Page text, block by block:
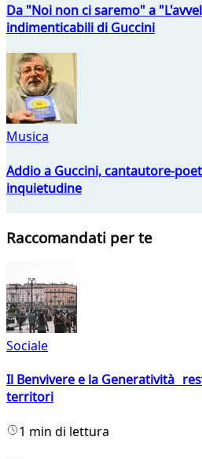
Da "Noi non ci saremo" a
indimenticabili di Guccini
Musica
Addio a Guccini, cantautore-
inquietudine
Raccomandati per te
Sociale
Il Benvivere e la Generatività
territori
1 min di lettura